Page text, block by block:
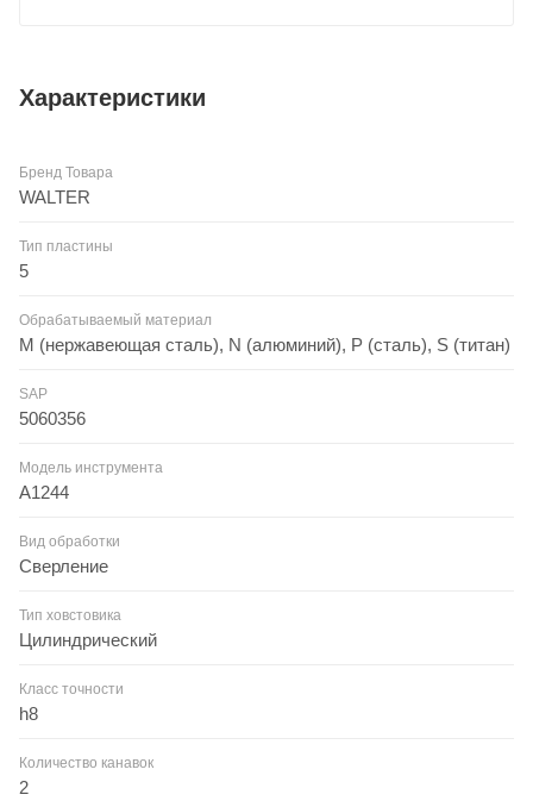
Характеристики
Бренд Товара
WALTER
Тип пластины
5
Обрабатываемый материал
M (нержавеющая сталь), N (алюминий), P (сталь), S (титан)
SAP
5060356
Модель инструмента
A1244
Вид обработки
Сверление
Тип ховстовика
Цилиндрический
Класс точности
h8
Количество канавок
2